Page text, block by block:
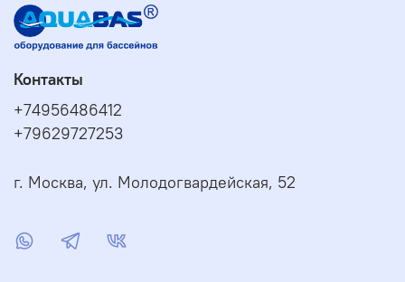
Контакты
+74956486412
+79629727253
г. Москва, ул. Молодогвардейская, 52